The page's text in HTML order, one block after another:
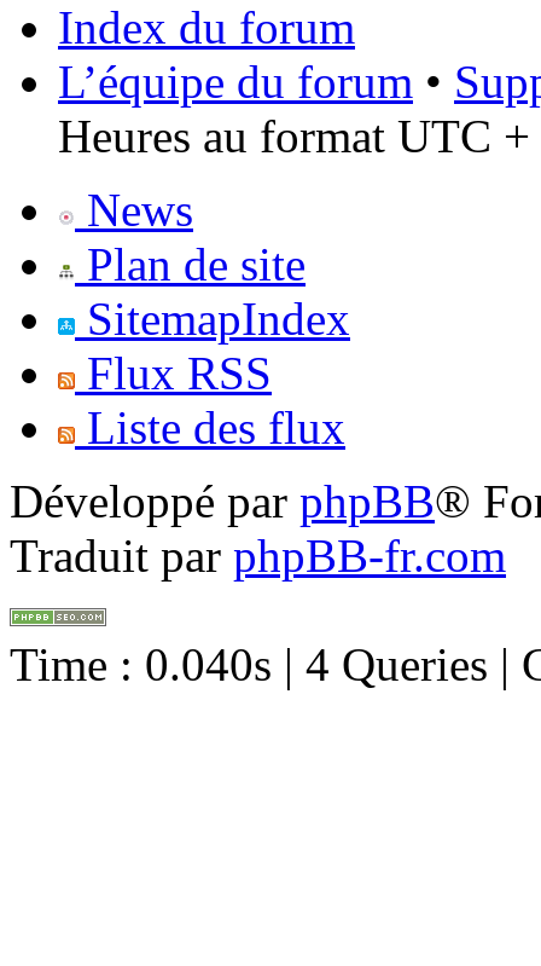
Index du forum
L’équipe du forum •
Heures au format UTC +
News
Plan de site
SitemapIndex
Flux RSS
Liste des flux
Développé par phpBB®
Traduit par phpBB-fr.com
Time : 0.040s | 4 Queries |